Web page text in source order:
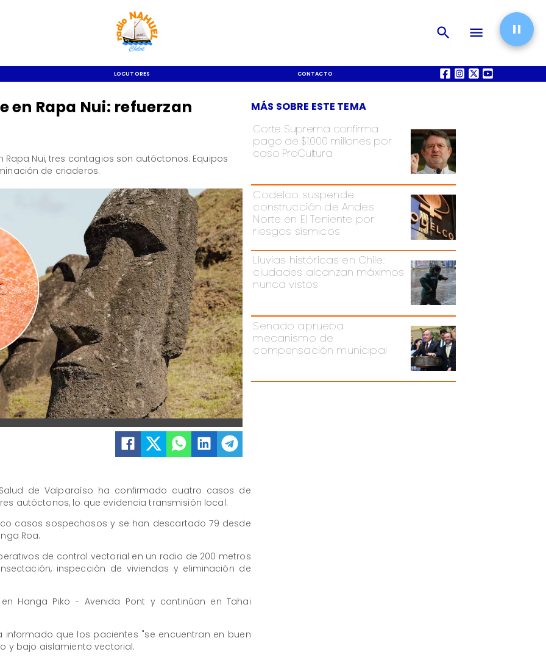
LOCUTORES CONTACTO QUIÉNES SOMOS
Corte Suprema confirma
pago de $1.000 millones por
caso ProCultura
Codelco suspende
construcción de Andes
Norte en El Teniente por
riesgos sísmicos
Lluvias históricas en Chile:
ciudades alcanzan máximos
nunca vistos
Senado aprueba
mecanismo de
compensación municipal
MÁS SOBRE ESTE TEMA
en Rapa Nui: refuerzan
Nui, tres contagios son autóctonos. Equipos
de criaderos.
de Valparaíso ha confirmado cuatro casos de
autóctonos, lo que evidencia transmisión local.
casos sospechosos y se han descartado 79 desde
Roa.
de control vectorial en un radio de 200 metros
inspección de viviendas y eliminación de
Hanga Piko - Avenida Pont y continúan en Tahai
informado que los pacientes "se encuentran en buen
y bajo aislamiento vectorial.